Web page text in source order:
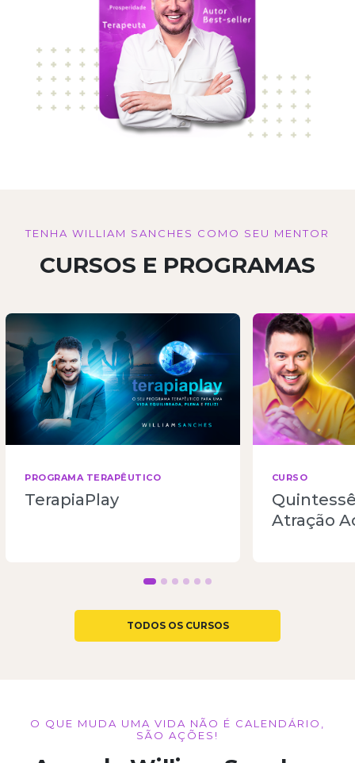
TENHA WILLIAM SANCHES COMO SEU MENTOR
CURSOS E PROGRAMAS
PROGRAMA TERAPÊUTICO
TerapiaPlay
CURSO
Atração
TODOS OS CURSOS
O QUE MUDA UMA VIDA NÃO É CALENDÁRIO,
SÃO AÇÕES!